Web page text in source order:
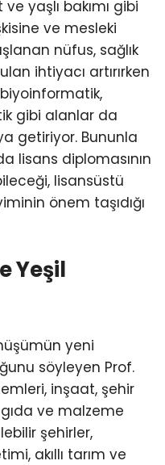
yaşlı bakımı gibi
ve mesleki
nüfus, sağlık
ihtiyacı artırırken
gibi alanlar da
getiriyor. Bununla
lisans diplomasının
lisansüstü
önem taşıdığı
Yeşil
yeni
söyleyen Prof.
inşaat, şehir
ve malzeme
şehirler,
akıllı tarım ve